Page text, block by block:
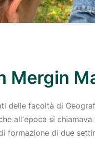
Mergin
delle facoltà di
all'epoca si
formazione di due